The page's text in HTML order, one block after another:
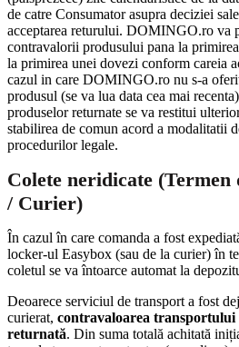
de catre Consumator asupra deciziei
acceptarea returului. DOMINGO.ro va
contravalorii produsului pana la
la primirea unei dovezi conform careia
cazul in care DOMINGO.ro nu s-a
produsul (se va lua data cea mai
produselor returnate se va restitui
stabilirea de comun acord a modalitatii
procedurilor legale.
Colete neridicate (Termen
/ Curier)
În cazul în care comanda a fost
locker-ul Easybox (sau de la curier) în
coletul se va întoarce automat la
Deoarece serviciul de transport a fost
curierat, contravaloarea
returnată. Din suma totală achitată